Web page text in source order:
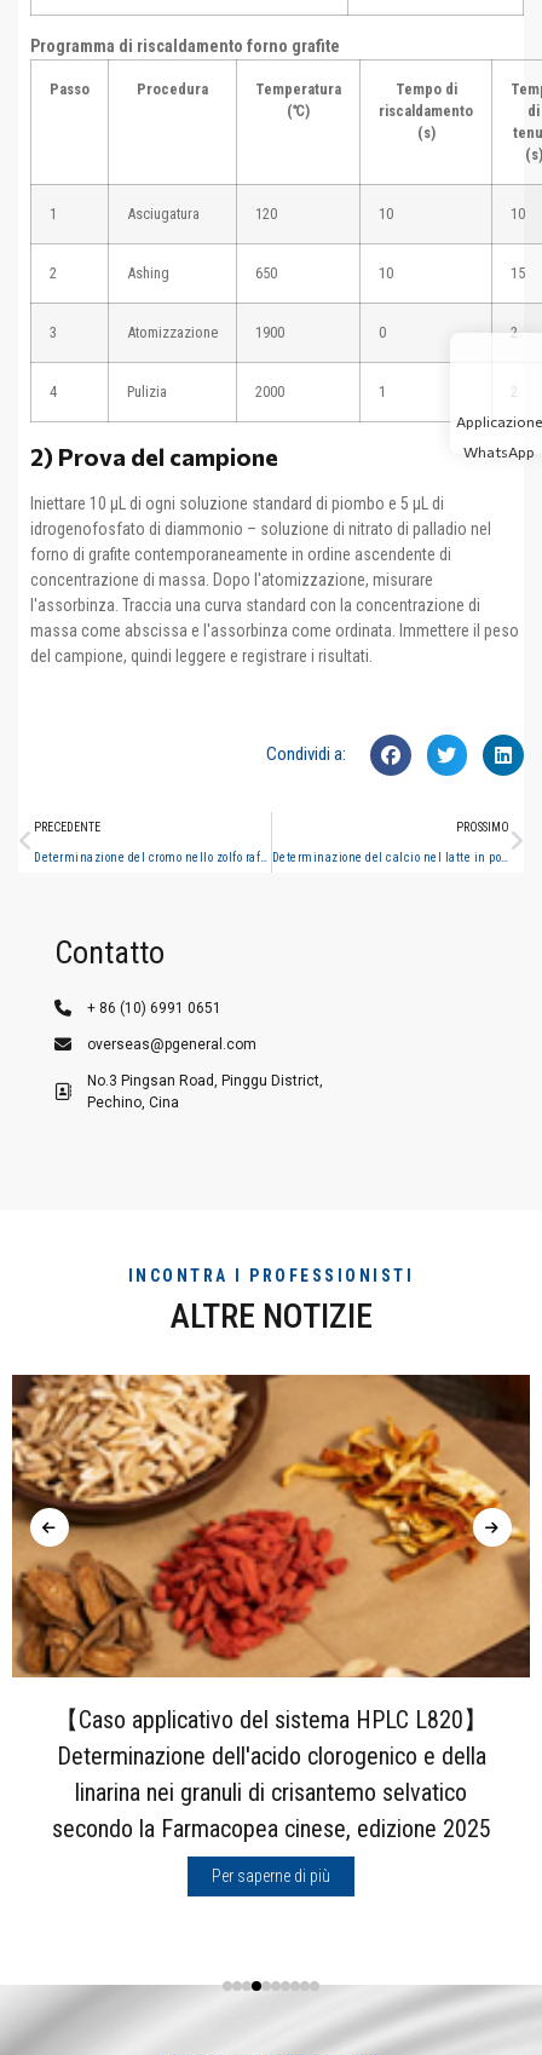
Programma di riscaldamento forno grafite
Passo Procedura
Temperatura
(℃)
Tempo di
riscaldamento
(s)
di
(s)
1 Asciugatura 120 10 10
2 Ashing 650 10 15
3 Atomizzazione 1900 0 2
4 Pulizia 2000 1 2
2) Prova del campione
Iniettare 10 μL di ogni soluzione standard di piombo e 5 μL di
idrogenofosfato di diammonio – soluzione di nitrato di palladio nel
forno di grafite contemporaneamente in ordine ascendente di
concentrazione di massa. Dopo l'atomizzazione, misurare
l'assorbinza. Traccia una curva standard con la concentrazione di
massa come abscissa e l'assorbinza come ordinata. Immettere il peso
del campione, quindi leggere e registrare i risultati.
Condividi a:
PRECEDENTE PROSSIMO
Contatto
+ 86 (10) 6991 0651
overseas@pgeneral.com
No.3 Pingsan Road, Pinggu District,
Pechino, Cina
INCONTRA I PROFESSIONISTI
ALTRE NOTIZIE
【Caso applicativo del sistema HPLC L820】
Determinazione dell'acido clorogenico e della
linarina nei granuli di crisantemo selvatico
secondo la Farmacopea cinese, edizione 2025
Per saperne di più
Applicazione
WhatsApp